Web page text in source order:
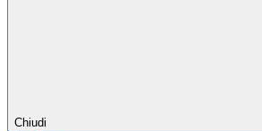
Chiudi